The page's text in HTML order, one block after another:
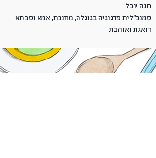
חנה יובל
סמנכ״לית פדגוגיה בגוגלה, מחנכת, אמא וסבתא
דואגת ואוהבת